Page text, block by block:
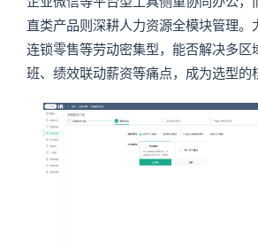
直类产品则深耕人力资源全模块管理。
连锁零售等劳动密集型，能否解决多区
班、绩效联动薪资等痛点，成为选型的